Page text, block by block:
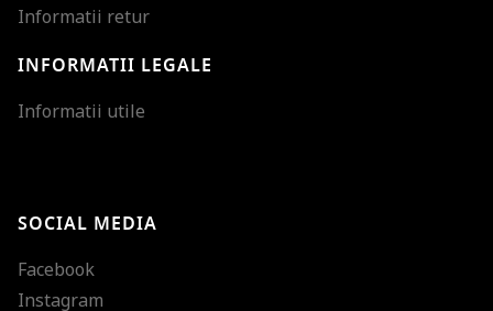
Informatii retur
INFORMATII LEGALE
Informatii utile
SOCIAL MEDIA
Facebook
Instagram